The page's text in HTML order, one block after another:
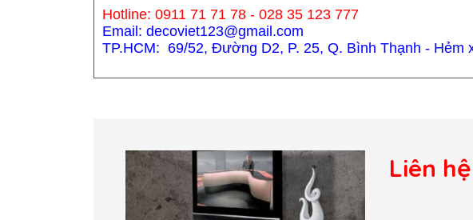
Hotline: 0911 71 71 78 - 028 35 123 777
Email: decoviet123@gmail.com
TP.HCM: 69/52, Đường D2, P. 25, Q. Bình Thạnh - Hẻm
Liên hệ